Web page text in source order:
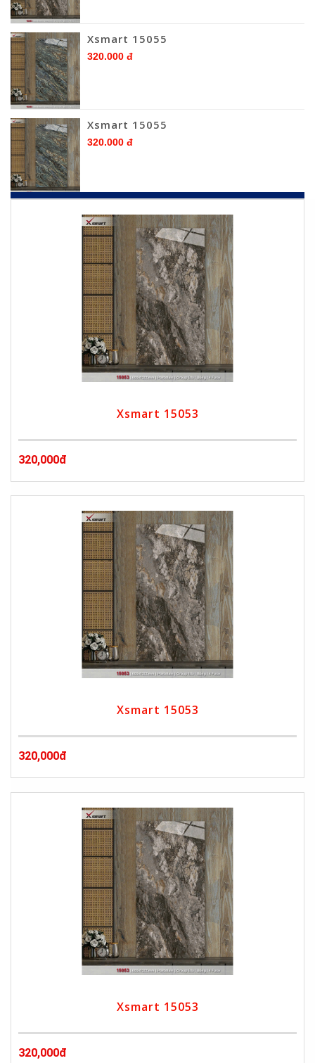
Xsmart 15055
320.000 đ
Xsmart 15055
320.000 đ
Xsmart 15053
320,000đ
Xsmart 15053
320,000đ
Xsmart 15053
320,000đ